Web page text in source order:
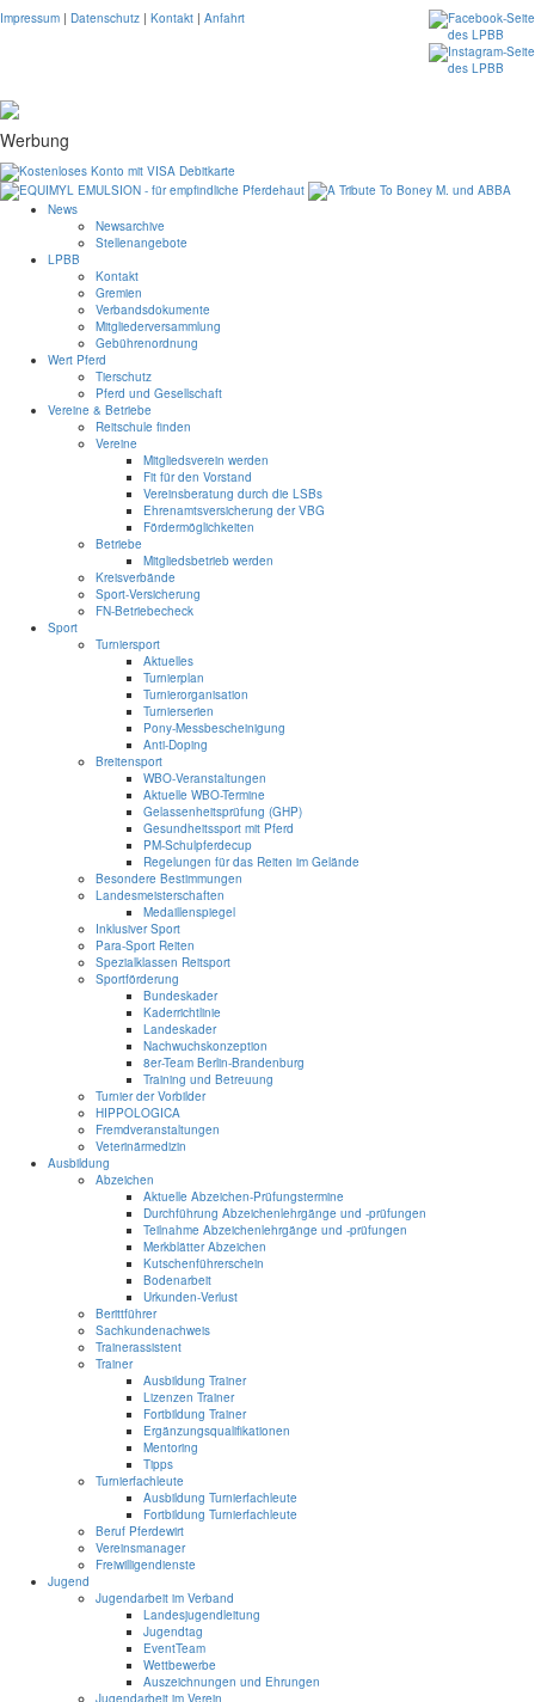
Impressum | Datenschutz | Kontakt | Anfahrt
Werbung
News
Newsarchive
Stellenangebote
LPBB
Kontakt
Gremien
Verbandsdokumente
Mitgliederversammlung
Gebührenordnung
Wert Pferd
Tierschutz
Pferd und Gesellschaft
Vereine & Betriebe
Reitschule finden
Vereine
Mitgliedsverein werden
Fit für den Vorstand
Vereinsberatung durch die LSBs
Ehrenamtsversicherung der VBG
Fördermöglichkeiten
Betriebe
Mitgliedsbetrieb werden
Kreisverbände
Sport-Versicherung
FN-Betriebecheck
Sport
Turniersport
Aktuelles
Turnierplan
Turnierorganisation
Turnierserien
Pony-Messbescheinigung
Anti-Doping
Breitensport
WBO-Veranstaltungen
Aktuelle WBO-Termine
Gelassenheitsprüfung (GHP)
Gesundheitssport mit Pferd
PM-Schulpferdecup
Regelungen für das Reiten im Gelände
Besondere Bestimmungen
Landesmeisterschaften
Medaillenspiegel
Inklusiver Sport
Para-Sport Reiten
Spezialklassen Reitsport
Sportförderung
Bundeskader
Kaderrichtlinie
Landeskader
Nachwuchskonzeption
8er-Team Berlin-Brandenburg
Training und Betreuung
Turnier der Vorbilder
HIPPOLOGICA
Fremdveranstaltungen
Veterinärmedizin
Ausbildung
Abzeichen
Aktuelle Abzeichen-Prüfungstermine
Durchführung Abzeichenlehrgänge und -prüfungen
Teilnahme Abzeichenlehrgänge und -prüfungen
Merkblätter Abzeichen
Kutschenführerschein
Bodenarbeit
Urkunden-Verlust
Berittführer
Sachkundenachweis
Trainerassistent
Trainer
Ausbildung Trainer
Lizenzen Trainer
Fortbildung Trainer
Ergänzungsqualifikationen
Mentoring
Tipps
Turnierfachleute
Ausbildung Turnierfachleute
Fortbildung Turnierfachleute
Beruf Pferdewirt
Vereinsmanager
Freiwilligendienste
Jugend
Jugendarbeit im Verband
Landesjugendleitung
Jugendtag
EventTeam
Wettbewerbe
Auszeichnungen und Ehrungen